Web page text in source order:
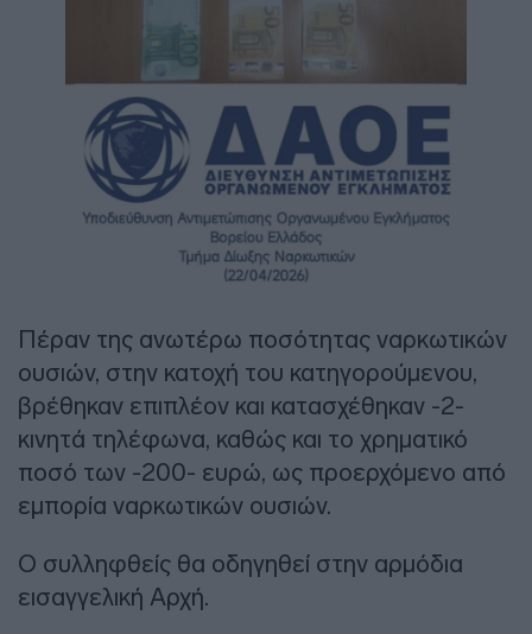
Πέραν της ανωτέρω ποσότητας ναρκωτικών
ουσιών, στην κατοχή του κατηγορούμενου,
βρέθηκαν επιπλέον και κατασχέθηκαν -2-
κινητά τηλέφωνα, καθώς και το χρηματικό
ποσό των -200- ευρώ, ως προερχόμενο από
εμπορία ναρκωτικών ουσιών.
Ο συλληφθείς θα οδηγηθεί στην αρμόδια
εισαγγελική Αρχή.